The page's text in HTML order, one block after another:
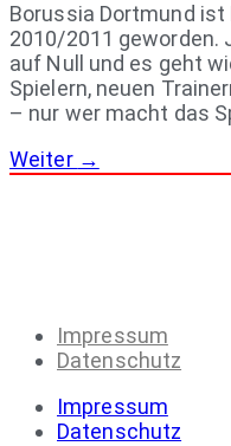
Borussia Dortmund
2010/2011 geworden.
auf Null und es geht
Spielern, neuen
– nur wer macht das
Weiter →
Impressum
Datenschutz
Impressum
Datenschutz